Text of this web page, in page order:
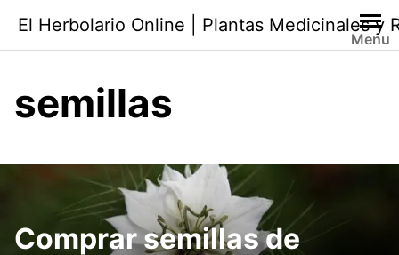
contenido
El Herbolario Online | Plantas Medicinales y
Menu
semillas
Comprar semillas de